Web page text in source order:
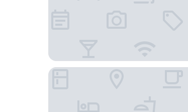
首爾樂天大飯店（前身：首爾樂天飯店）